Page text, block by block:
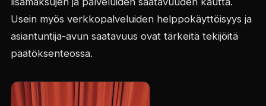
Usein myös verkkopalveluiden helppokäyttöisyys ja
asiantuntija-avun saatavuus ovat tärkeitä tekijöitä
päätöksenteossa.